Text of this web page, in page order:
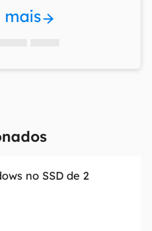
mais
no SSD de 2